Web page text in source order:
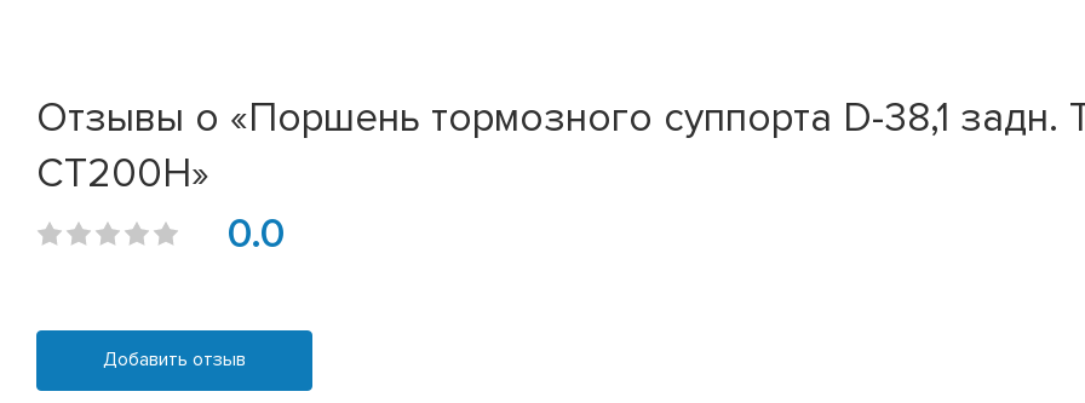
Отзывы о «Поршень тормозного суппорта D-38,1 задн.
CT200H»
0.0
Добавить отзыв